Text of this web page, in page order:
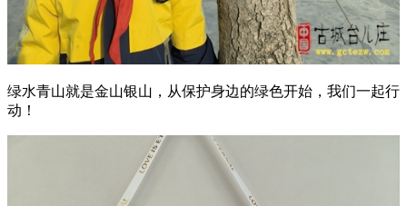
绿水青山就是金山银山，从保护身边的绿色开始，我们一起行
动！